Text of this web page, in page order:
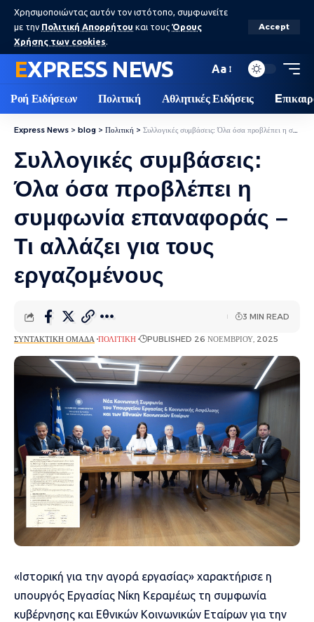
Χρησιμοποιώντας αυτόν τον ιστότοπο, συμφωνείτε
με την Πολιτική Απορρήτου και τους Όρους
Χρήσης των cookies.
Accept
EXPRESS NEWS Aa
Ροή Ειδήσεων Πολιτική Αθλητικές Ειδήσεις
Express News > blog > Πολιτική > Συλλογικές συμβάσεις: Όλα όσα προβλέπει η συμφωνία επαναφοράς – Τι αλλάζει για τους εργαζομένους
Συλλογικές συμβάσεις:
Όλα όσα προβλέπει η
συμφωνία επαναφοράς –
Τι αλλάζει για τους
εργαζομένους
ΣΥΝΤΑΚΤΙΚΉ ΟΜΆΔΑ ΠΟΛΙΤΙΚΉ PUBLISHED 26 ΝΟΕΜΒΡΊΟΥ, 2025
3 MIN READ
«Ιστορική για την αγορά εργασίας» χαρακτήρισε η
υπουργός Εργασίας Νίκη Κεραμέως τη συμφωνία
κυβέρνησης και Εθνικών Κοινωνικών Εταίρων για την